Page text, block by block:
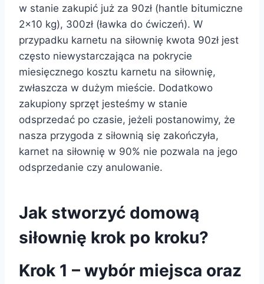
w stanie zakupić już za 90zł (hantle bitumiczne
2×10 kg), 300zł (ławka do ćwiczeń). W
przypadku karnetu na siłownię kwota 90zł jest
często niewystarczająca na pokrycie
miesięcznego kosztu karnetu na siłownię,
zwłaszcza w dużym mieście. Dodatkowo
zakupiony sprzęt jesteśmy w stanie
odsprzedać po czasie, jeżeli postanowimy, że
nasza przygoda z siłownią się zakończyła,
karnet na siłownię w 90% nie pozwala na jego
odsprzedanie czy anulowanie.
Jak stworzyć domową
siłownię krok po kroku?
Krok 1 – wybór miejsca oraz